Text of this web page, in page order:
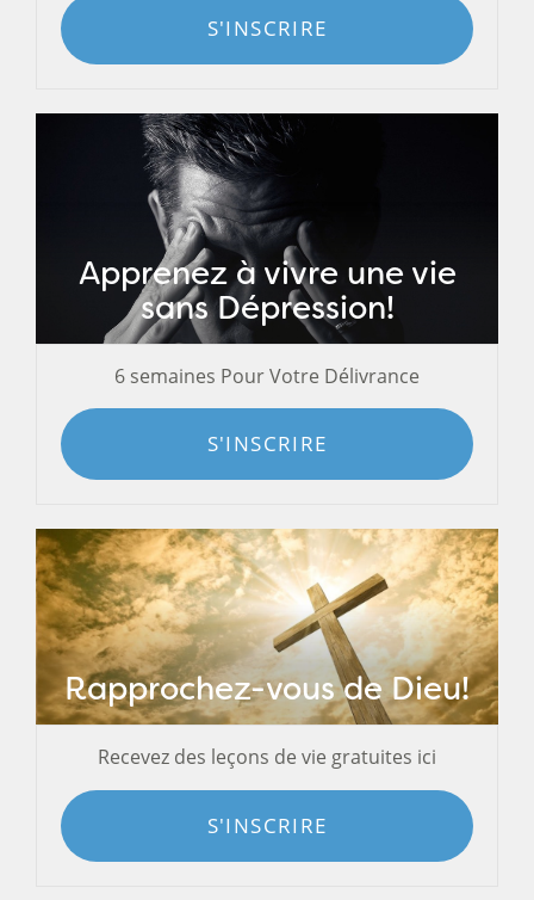
S'INSCRIRE
Apprenez à vivre une vie
sans Dépression!
6 semaines Pour Votre Délivrance
S'INSCRIRE
Rapprochez-vous de Dieu!
Recevez des leçons de vie gratuites ici
S'INSCRIRE